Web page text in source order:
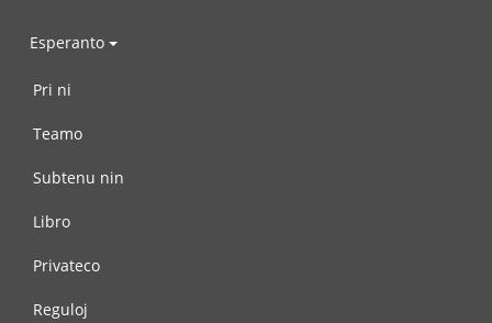
Esperanto
Pri ni
Teamo
Subtenu nin
Libro
Privateco
Reguloj